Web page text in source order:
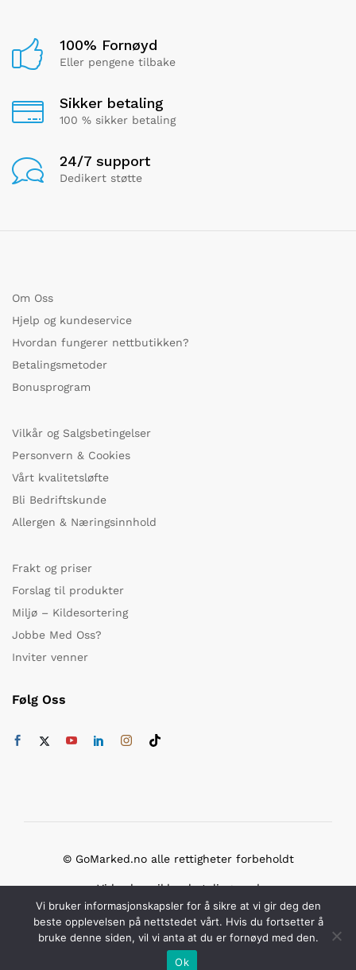
100% Fornøyd
Eller pengene tilbake
Sikker betaling
100 % sikker betaling
24/7 support
Dedikert støtte
Om Oss
Hjelp og kundeservice
Hvordan fungerer nettbutikken?
Betalingsmetoder
Bonusprogram
Vilkår og Salgsbetingelser
Personvern & Cookies
Vårt kvalitetsløfte
Bli Bedriftskunde
Allergen & Næringsinnhold
Frakt og priser
Forslag til produkter
Miljø – Kildesortering
Jobbe Med Oss?
Inviter venner
Følg Oss
© GoMarked.no alle rettigheter forbeholdt
Vi bruker sikker betaling med
Vi bruker informasjonskapsler for å sikre at vi gir deg den
beste opplevelsen på nettstedet vårt. Hvis du fortsetter å
bruke denne siden, vil vi anta at du er fornøyd med den.
Ok